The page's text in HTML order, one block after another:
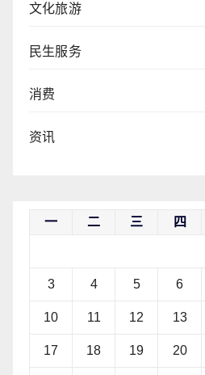
文化旅游
民生服务
消费
资讯
一 二 三 四
3 4 5 6
10 11 12 13
17 18 19 20